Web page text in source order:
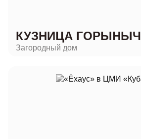
КУЗНИЦА ГОРЫНЫЧ
Загородный дом